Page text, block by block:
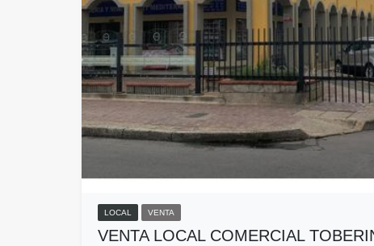
LOCAL VENTA
VENTA LOCAL COMERCIAL